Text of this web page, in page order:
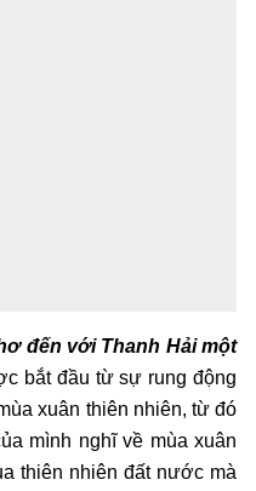
đến với Thanh Hải một
bắt đầu từ sự rung động
xuân thiên nhiên, từ đó
mình nghĩ về mùa xuân
thiên nhiên đất nước mà